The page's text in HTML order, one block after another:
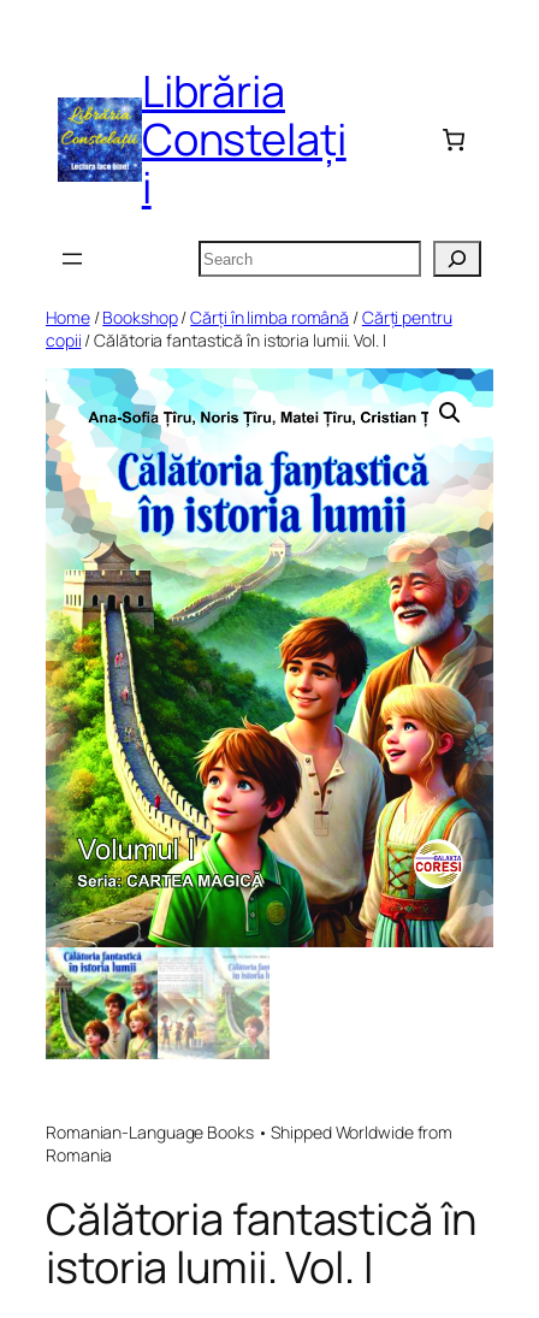
Librăria
Constelați
i
Search
Home/Bookshop/Cărți în limba română /Cărți pentru
copii / Călătoria fantastică în istoria lumii. Vol. I
Romanian-Language Books • Shipped Worldwide from
Romania
Călătoria fantastică în
istoria lumii. Vol. I